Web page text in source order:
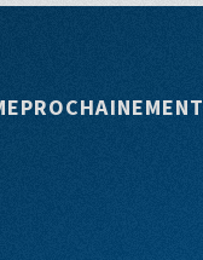
PROCHAINEMENT